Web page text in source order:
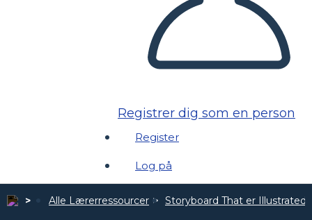
Registrer dig som en person
Register
Log på
Alle Lærerressourcer Storyboard That er Illustrated